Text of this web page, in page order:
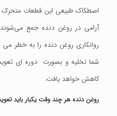
اصطکاک طبیعی این قطعات متحرک
آرامی در روغن دنده جمع
روانکاری روغن دنده را به خطر می
شما تخلیه و بصورت دوره ای
کاهش خواهد يافت.
روغن دنده هر چند وقت یکبار باید